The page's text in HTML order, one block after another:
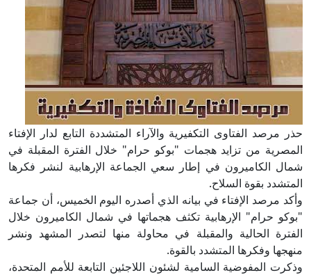
حذر مرصد الفتاوى التكفيرية والآراء المتشددة التابع لدار الإفتاء
المصرية من تزايد هجمات "بوكو حرام" خلال الفترة المقبلة في
شمال الكاميرون في إطار سعي الجماعة الإرهابية لنشر فكرها
المتشدد بقوة السلاح.
وأكد مرصد الإفتاء في بيانه الذي أصدره اليوم الخميس، أن جماعة
"بوكو حرام" الإرهابية تكثف هجماتها في شمال الكاميرون خلال
الفترة الحالية والمقبلة في محاولة منها لتصدر المشهد ونشر
منهجها وفكرها المتشدد بالقوة.
وذكرت المفوضية السامية لشئون اللاجئين التابعة للأمم المتحدة،